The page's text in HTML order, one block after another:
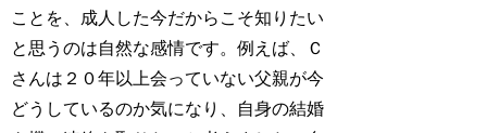
ことを、成人した今だからこそ知りたい
と思うのは自然な感情です。例えば、Ｃ
さんは２０年以上会っていない父親が今
どうしているのか気になり、自身の結婚